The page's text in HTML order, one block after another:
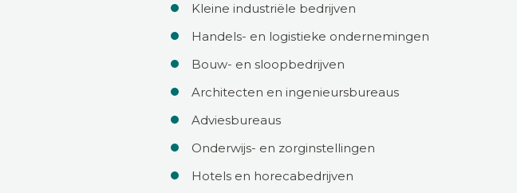
Kleine industriële bedrijven
Handels- en logistieke ondernemingen
Bouw- en sloopbedrijven
Architecten en ingenieursbureaus
Adviesbureaus
Onderwijs- en zorginstellingen
Hotels en horecabedrijven